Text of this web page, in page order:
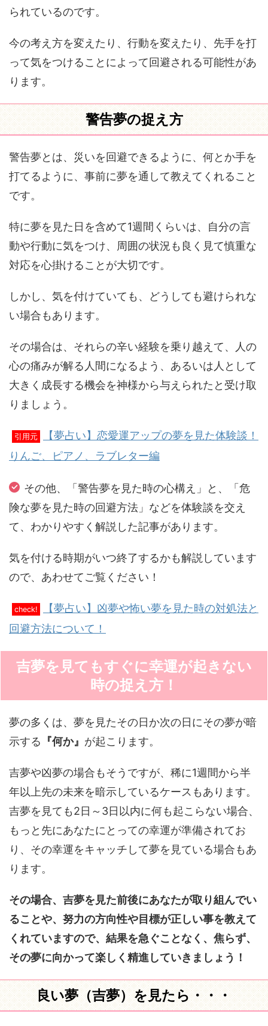
られているのです。
今の考え方を変えたり、行動を変えたり、先手を打
って気をつけることによって回避される可能性があ
ります。
警告夢の捉え方
警告夢とは、災いを回避できるように、何とか手を
打てるように、事前に夢を通して教えてくれること
です。
特に夢を見た日を含めて1週間くらいは、自分の言
動や行動に気をつけ、周囲の状況も良く見て慎重な
対応を心掛けることが大切です。
しかし、気を付けていても、どうしても避けられな
い場合もあります。
その場合は、それらの辛い経験を乗り越えて、人の
心の痛みが解る人間になるよう、あるいは人として
大きく成長する機会を神様から与えられたと受け取
りましょう。
引用元
【夢占い】恋愛運アップの夢を見た体験談！
りんご、ピアノ、ラブレター編
その他、「警告夢を見た時の心構え」と、「危
険な夢を見た時の回避方法」などを体験談を交え
て、わかりやすく解説した記事があります。
気を付ける時期がいつ終了するかも解説しています
ので、あわせてご覧ください！
check!
【夢占い】凶夢や怖い夢を見た時の対処法と
回避方法について！
吉夢を見てもすぐに幸運が起きない
時の捉え方！
夢の多くは、夢を見たその日か次の日にその夢が暗
示する 『何か』 が起こります。
吉夢や凶夢の場合もそうですが、稀に1週間から半
年以上先の未来を暗示しているケースもあります。
吉夢を見ても2日～3日以内に何も起こらない場合、
もっと先にあなたにとっての幸運が準備されてお
り、その幸運をキャッチして夢を見ている場合もあ
ります。
その場合、吉夢を見た前後にあなたが取り組んでい
ることや、努力の方向性や目標が正しい事を教えて
くれていますので、結果を急ぐことなく、焦らず、
その夢に向かって楽しく精進していきましょう！
良い夢（吉夢）を見たら・・・